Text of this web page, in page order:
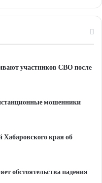
участников СВО после
мошенники
Хабаровского края об
обстоятельства падения